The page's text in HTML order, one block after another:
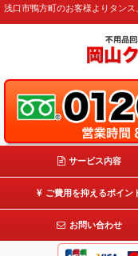
浅口市鴨方町のお客様よりタン
サービス内容
ご費用を抑えるポイン
お問い合わせ